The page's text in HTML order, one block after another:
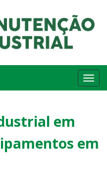
em
em